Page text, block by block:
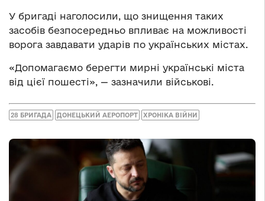
У бригаді наголосили, що знищення таких
засобів безпосередньо впливає на можливості
ворога завдавати ударів по українських містах.
«Допомагаємо берегти мирні українські міста
від цієї пошесті», — зазначили військові.
28 БРИГАДА ДОНЕЦЬКИЙ АЕРОПОРТ ХРОНІКА ВІЙНИ